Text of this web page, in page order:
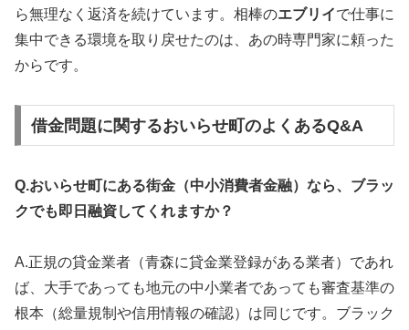
ら無理なく返済を続けています。相棒のエブリイで仕事に
集中できる環境を取り戻せたのは、あの時専門家に頼った
からです。
借金問題に関するおいらせ町のよくあるQ&A
Q.おいらせ町にある街金（中小消費者金融）なら、ブラッ
クでも即日融資してくれますか？
A.正規の貸金業者（青森に貸金業登録がある業者）であれ
ば、大手であっても地元の中小業者であっても審査基準の
根本（総量規制や信用情報の確認）は同じです。ブラック